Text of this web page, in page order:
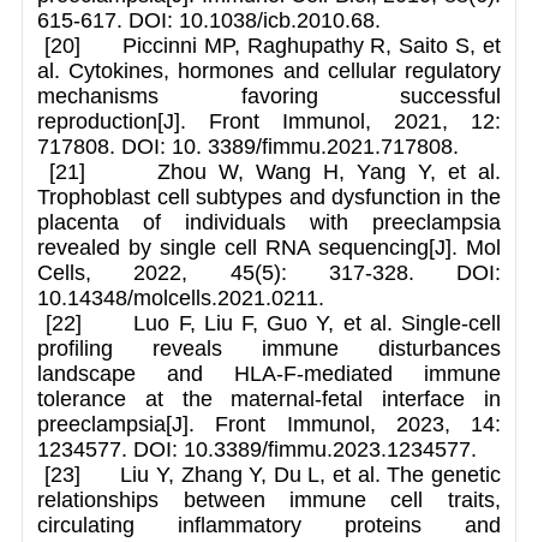
615-617. DOI: 10.1038/icb.2010.68.
[20] Piccinni MP, Raghupathy R, Saito S, et
al. Cytokines, hormones and cellular regulatory
mechanisms favoring successful
reproduction[J]. Front Immunol, 2021, 12:
717808. DOI: 10. 3389/fimmu.2021.717808.
[21] Zhou W, Wang H, Yang Y, et al.
Trophoblast cell subtypes and dysfunction in the
placenta of individuals with preeclampsia
revealed by single cell RNA sequencing[J]. Mol
Cells, 2022, 45(5): 317-328. DOI:
10.14348/molcells.2021.0211.
[22] Luo F, Liu F, Guo Y, et al. Single-cell
profiling reveals immune disturbances
landscape and HLA-F-mediated immune
tolerance at the maternal-fetal interface in
preeclampsia[J]. Front Immunol, 2023, 14:
1234577. DOI: 10.3389/fimmu.2023.1234577.
[23] Liu Y, Zhang Y, Du L, et al. The genetic
relationships between immune cell traits,
circulating inflammatory proteins and